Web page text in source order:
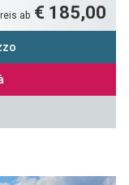
ab € 185,00